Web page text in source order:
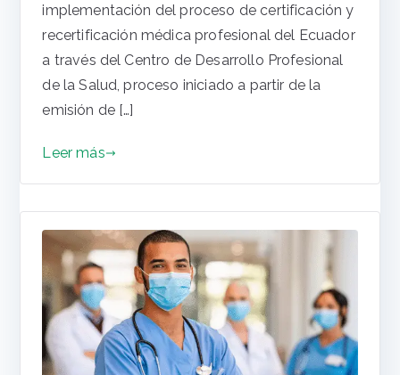
implementación del proceso de certificación y
recertificación médica profesional del Ecuador
a través del Centro de Desarrollo Profesional
de la Salud, proceso iniciado a partir de la
emisión de […]
Leer más